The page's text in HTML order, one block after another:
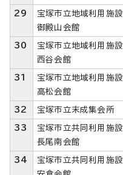
29
宝塚市立地域利用施設
御殿山会館
30
宝塚市立地域利用施設
西谷会館
31
宝塚市立地域利用施設
高松会館
32 宝塚市立末成集会所
33
宝塚市立共同利用施設
長尾南会館
34
宝塚市立共同利用施設